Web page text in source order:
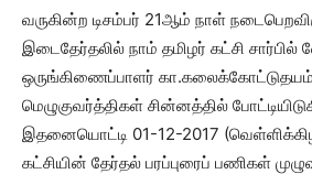
வருகின்ற டிசம்பர் 21ஆம் நாள்
இடைதேர்தலில் நாம் தமிழர் கட்சி சார்பில்
ஒருங்கிணைப்பாளர்
மெழுகுவர்த்திகள் சின்னத்தில்
இதனையொட்டி 01-12-2017
கட்சியின் தேர்தல் பரப்புரைப் பணிகள்